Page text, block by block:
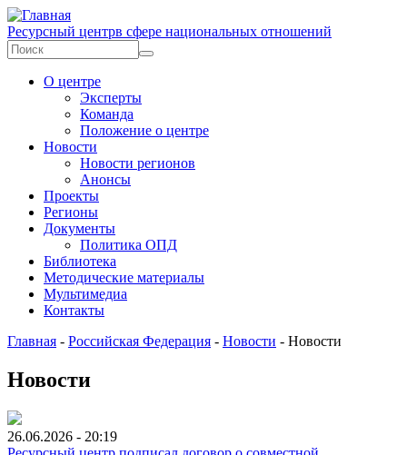
Перейти к основному содержанию
Ресурсный центрв сфере национальных отношений
О центре
Эксперты
Команда
Положение о центре
Новости
Новости регионов
Анонсы
Проекты
Регионы
Документы
Политика ОПД
Библиотека
Методические материалы
Мультимедиа
Контакты
Главная - Российская Федерация - Новости - Новости
Новости
26.06.2026 - 20:19